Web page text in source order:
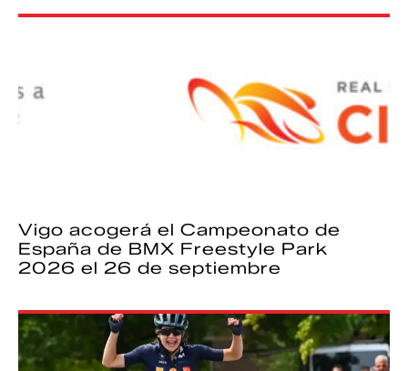
Vigo acogerá el Campeonato de
España de BMX Freestyle Park
2026 el 26 de septiembre